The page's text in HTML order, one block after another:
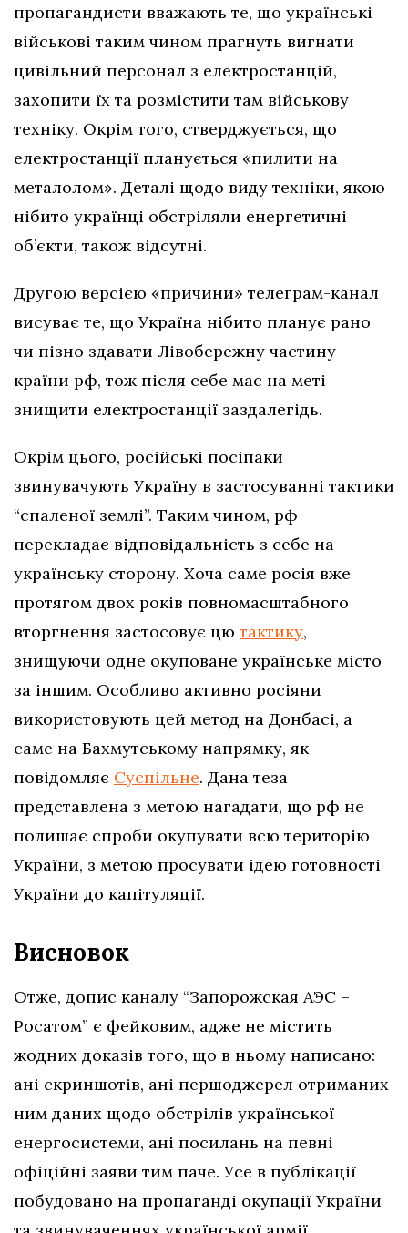
пропагандисти вважають те, що українські
військові таким чином прагнуть вигнати
цивільний персонал з електростанцій,
захопити їх та розмістити там військову
техніку. Окрім того, стверджується, що
електростанції планується «пилити на
металолом». Деталі щодо виду техніки, якою
нібито українці обстріляли енергетичні
об’єкти, також відсутні.
Другою версією «причини» телеграм-канал
висуває те, що Україна нібито планує рано
чи пізно здавати Лівобережну частину
країни рф, тож після себе має на меті
знищити електростанції заздалегідь.
Окрім цього, російські посіпаки
звинувачують Україну в застосуванні тактики
“спаленої землі”. Таким чином, рф
перекладає відповідальність з себе на
українську сторону. Хоча саме росія вже
протягом двох років повномасштабного
вторгнення застосовує цю тактику,
знищуючи одне окуповане українське місто
за іншим. Особливо активно росіяни
використовують цей метод на Донбасі, а
саме на Бахмутському напрямку, як
повідомляє Суспільне. Дана теза
представлена з метою нагадати, що рф не
полишає спроби окупувати всю територію
України, з метою просувати ідею готовності
України до капітуляції.
Висновок
Отже, допис каналу “Запорожская АЭС –
Росатом” є фейковим, адже не містить
жодних доказів того, що в ньому написано:
ані скриншотів, ані першоджерел отриманих
ним даних щодо обстрілів української
енергосистеми, ані посилань на певні
офіційні заяви тим паче. Усе в публікації
побудовано на пропаганді окупації України